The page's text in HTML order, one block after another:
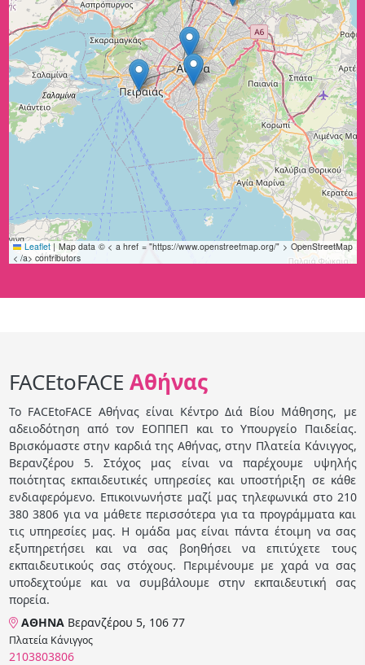
Leaflet | Map data © < a href = "https://www.openstreetmap.org/" > OpenStreetMap
< /a> contributors
FACEtoFACE Αθήνας
Το FACEtoFACE Αθήνας είναι Κέντρο Διά Βίου Μάθησης, με
αδειοδότηση από τον ΕΟΠΠΕΠ και το Υπουργείο Παιδείας.
Βρισκόμαστε στην καρδιά της Αθήνας, στην Πλατεία Κάνιγγος,
Βερανζέρου 5. Στόχος μας είναι να παρέχουμε υψηλής
ποιότητας εκπαιδευτικές υπηρεσίες και υποστήριξη σε κάθε
ενδιαφερόμενο. Επικοινωνήστε μαζί μας τηλεφωνικά στο 210
380 3806 για να μάθετε περισσότερα για τα προγράμματα και
τις υπηρεσίες μας. Η ομάδα μας είναι πάντα έτοιμη να σας
εξυπηρετήσει και να σας βοηθήσει να επιτύχετε τους
εκπαιδευτικούς σας στόχους. Περιμένουμε με χαρά να σας
υποδεχτούμε και να συμβάλουμε στην εκπαιδευτική σας
πορεία.
ΑΘΗΝΑ Βερανζέρου 5, 106 77
Πλατεία Κάνιγγος
2103803806